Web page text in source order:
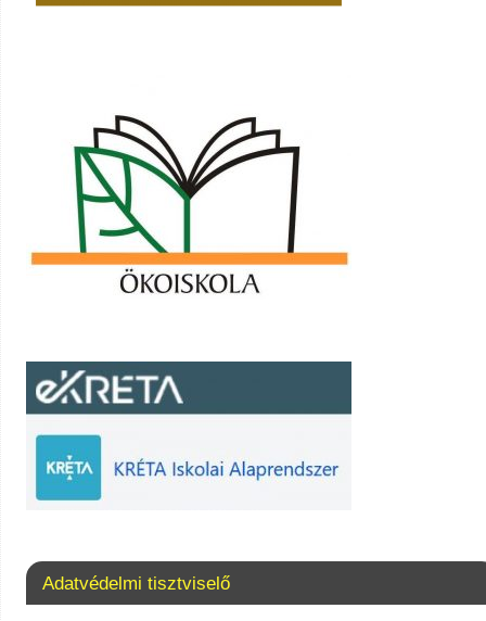
Adatvédelmi tisztviselő